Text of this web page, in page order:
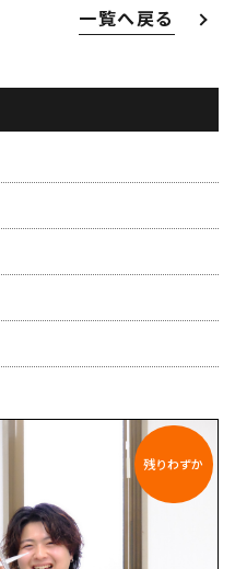
一覧へ戻る
残りわずか